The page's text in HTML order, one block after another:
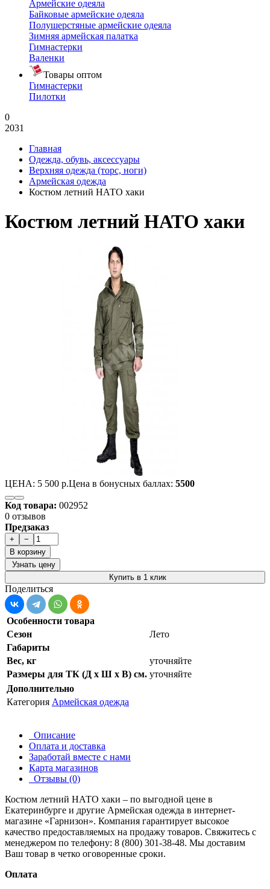
Армейские одеяла
Байковые армейские одеяла
Полушерстяные армейские одеяла
Зимняя армейская палатка
Гимнастерки
Валенки
Товары оптом
Гимнастерки
Пилотки
0
2031
Главная
Одежда, обувь, аксессуары
Верхняя одежда (торс, ноги)
Армейская одежда
Костюм летний НАТО хаки
Костюм летний НАТО хаки
ЦЕНА: 5 500 р.Цена в бонусных баллах: 5500
Код товара: 002952
0 отзывов
Предзаказ
+
−
В корзину
Узнать цену
Купить в 1 клик
Поделиться
Особенности товара
Сезон
Лето
Габариты
Вес, кг
уточняйте
Размеры для ТК (Д х Ш х В) см. уточняйте
Дополнительно
Категория Армейская одежда
Описание
Оплата и доставка
Заработай вместе с нами
Карта магазинов
Отзывы (0)
Костюм летний НАТО хаки – по выгодной цене в
Екатеринбурге и другие Армейская одежда в интернет-
магазине «Гарнизон». Компания гарантирует высокое
качество предоставляемых на продажу товаров. Свяжитесь с
менеджером по телефону: 8 (800) 301-38-48. Мы доставим
Ваш товар в четко оговоренные сроки.
Оплата